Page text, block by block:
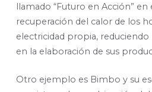
llamado “Futuro en Acción”
recuperación del calor de los
electricidad propia,
en la elaboración de sus
Otro ejemplo es Bimbo y su